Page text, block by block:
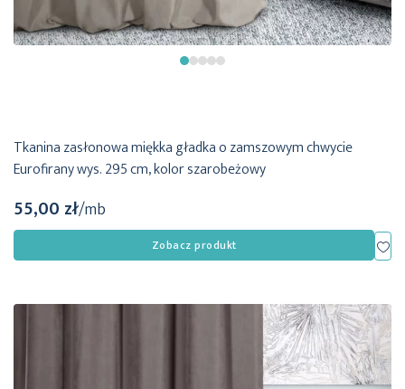
Tkanina zasłonowa miękka gładka o zamszowym chwycie
Eurofirany wys. 295 cm, kolor szarobeżowy
55,00 zł/mb
Zobacz produkt